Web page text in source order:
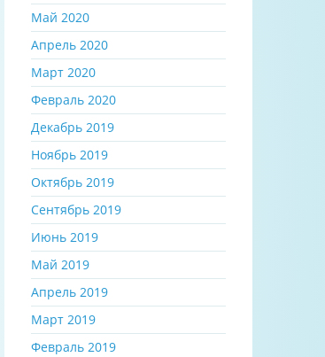
Май 2020
Апрель 2020
Март 2020
Февраль 2020
Декабрь 2019
Ноябрь 2019
Октябрь 2019
Сентябрь 2019
Июнь 2019
Май 2019
Апрель 2019
Март 2019
Февраль 2019